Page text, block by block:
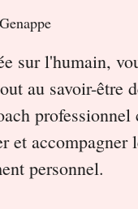
Genappe
sur l'humain,
au savoir-être
et accompagner
personnel.